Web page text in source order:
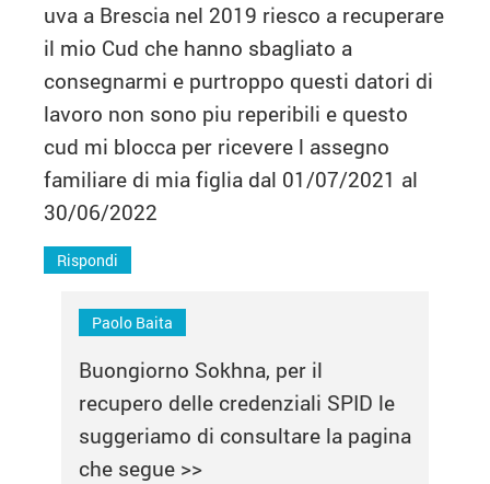
uva a Brescia nel 2019 riesco a recuperare
il mio Cud che hanno sbagliato a
consegnarmi e purtroppo questi datori di
lavoro non sono piu reperibili e questo
cud mi blocca per ricevere l assegno
familiare di mia figlia dal 01/07/2021 al
30/06/2022
Rispondi
Paolo Baita
Buongiorno Sokhna, per il
recupero delle credenziali SPID le
suggeriamo di consultare la pagina
che segue >>